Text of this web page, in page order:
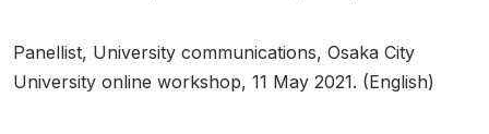
Panellist, University communications, Osaka City
University online workshop, 11 May 2021. (English)